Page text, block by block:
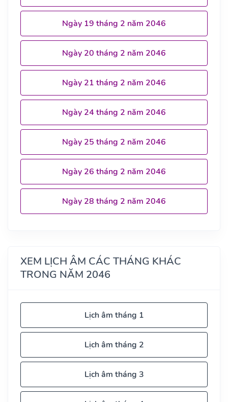
Ngày 19 tháng 2 năm 2046
Ngày 20 tháng 2 năm 2046
Ngày 21 tháng 2 năm 2046
Ngày 24 tháng 2 năm 2046
Ngày 25 tháng 2 năm 2046
Ngày 26 tháng 2 năm 2046
Ngày 28 tháng 2 năm 2046
XEM LỊCH ÂM CÁC THÁNG KHÁC
TRONG NĂM 2046
Lịch âm tháng 1
Lịch âm tháng 2
Lịch âm tháng 3